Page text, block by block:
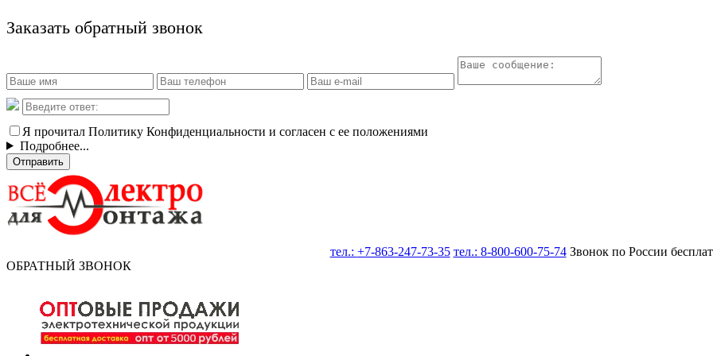
Заказать обратный звонок
Я прочитал Политику Конфиденциальности и согласен с ее положениями
Подробнее...
Отправить
тел.: +7-863-247-73-35 тел.: 8-800-600-75-74Звонок по России
ОБРАТНЫЙ ЗВОНОК